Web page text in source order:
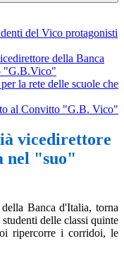
del Vico protagonisti
della Banca
"G.B.Vico"
la rete delle scuole che
al Convitto "G.B. Vico"
vicedirettore
nel "suo"
Banca d'Italia, torna
delle classi quinte
ripercorre i corridoi, le